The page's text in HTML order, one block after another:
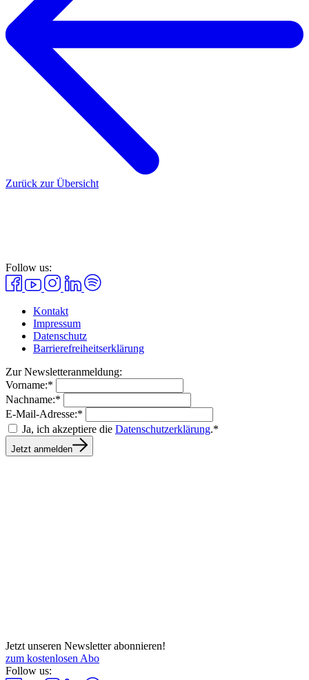
Zurück zur Übersicht
Follow us:
Kontakt
Impressum
Datenschutz
Barrierefreiheitserklärung
Zur Newsletteranmeldung:
Vorname:*
Nachname:*
E-Mail-Adresse:*
Ja, ich akzeptiere die Datenschutzerklärung.*
Jetzt anmelden
Jetzt unseren Newsletter abonnieren!
zum kostenlosen Abo
Follow us: